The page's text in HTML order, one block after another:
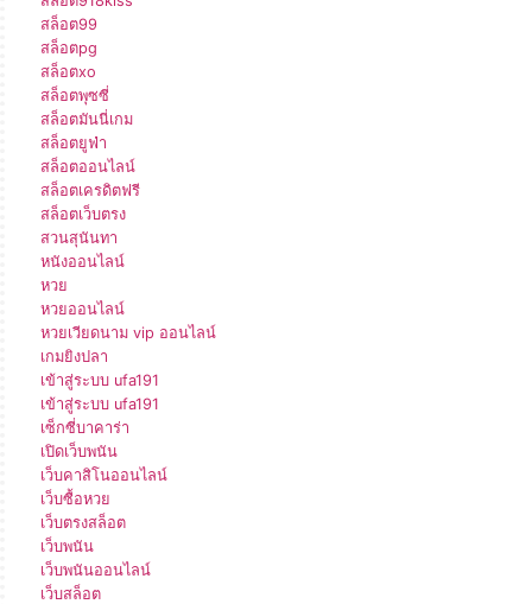
สล็อต99
สล็อตpg
สล็อตxo
สล็อตพุซซี่
สล็อตมันนี่เกม
สล็อตยูฟ่า
สล็อตออนไลน์
สล็อตเครดิตฟรี
สล็อตเว็บตรง
สวนสุนันทา
หนังออนไลน์
หวย
หวยออนไลน์
หวยเวียดนาม vip ออนไลน์
เกมยิงปลา
เข้าสู่ระบบ ufa191
เข้าสู่ระบบ ufa191
เซ็กซี่บาคาร่า
เปิดเว็บพนัน
เว็บคาสิโนออนไลน์
เว็บซื้อหวย
เว็บตรงสล็อต
เว็บพนัน
เว็บพนันออนไลน์
เว็บสล็อต